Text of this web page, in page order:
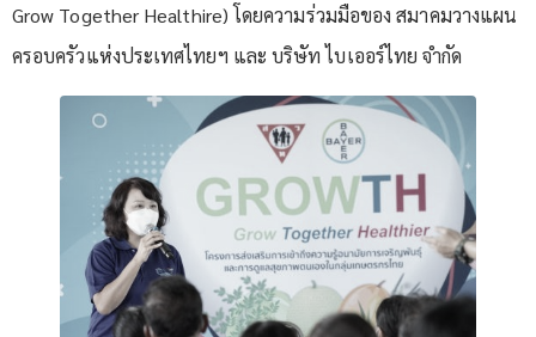
Grow Together Healthire) โดยความร่วมมือของ สมาคมวางแผน
ครอบครัวแห่งประเทศไทยฯ และ บริษัท ไบเออร์ไทย จำกัด